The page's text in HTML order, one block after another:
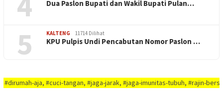
Dua Paslon Bupati dan Wakil Bupati Pulan…
5 KALTENG 11714 Dilihat
KPU Pulpis Undi Pencabutan Nomor Paslon …
aja, #cuci-tangan, #jaga-jarak, #jaga-imunitas-tubuh, #rajin-bersikan-